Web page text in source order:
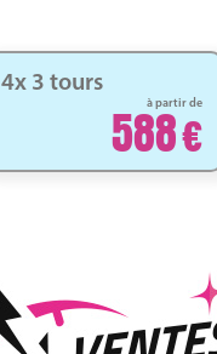
4x 3 tours
à partir de
588